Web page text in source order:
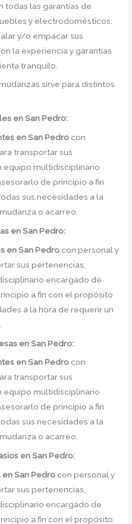
todas las garantías de
y electrodomésticos,
y/o empacar sus
la experiencia y garantías
tranquilo.
sirve para distintos
en San Pedro:
enSan Pedro con
transportar sus
equipo multidisciplinario
de principio a fin
sus necesidades a la
o acarreo.
en San Pedro:
enSan Pedro con personal y
sus pertenencias,
encargado de
a fin con el propósito
a la hora de requerir un
en San Pedro:
enSan Pedro con
transportar sus
equipo multidisciplinario
de principio a fin
sus necesidades a la
o acarreo.
en San Pedro:
enSan Pedro con personal y
sus pertenencias,
encargado de
a fin con el propósito